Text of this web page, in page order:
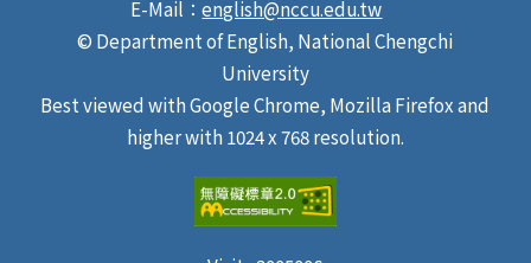
E-Mail：english@nccu.edu.tw
© Department of English, National Chengchi
University
Best viewed with Google Chrome, Mozilla Firefox and
higher with 1024 x 768 resolution.